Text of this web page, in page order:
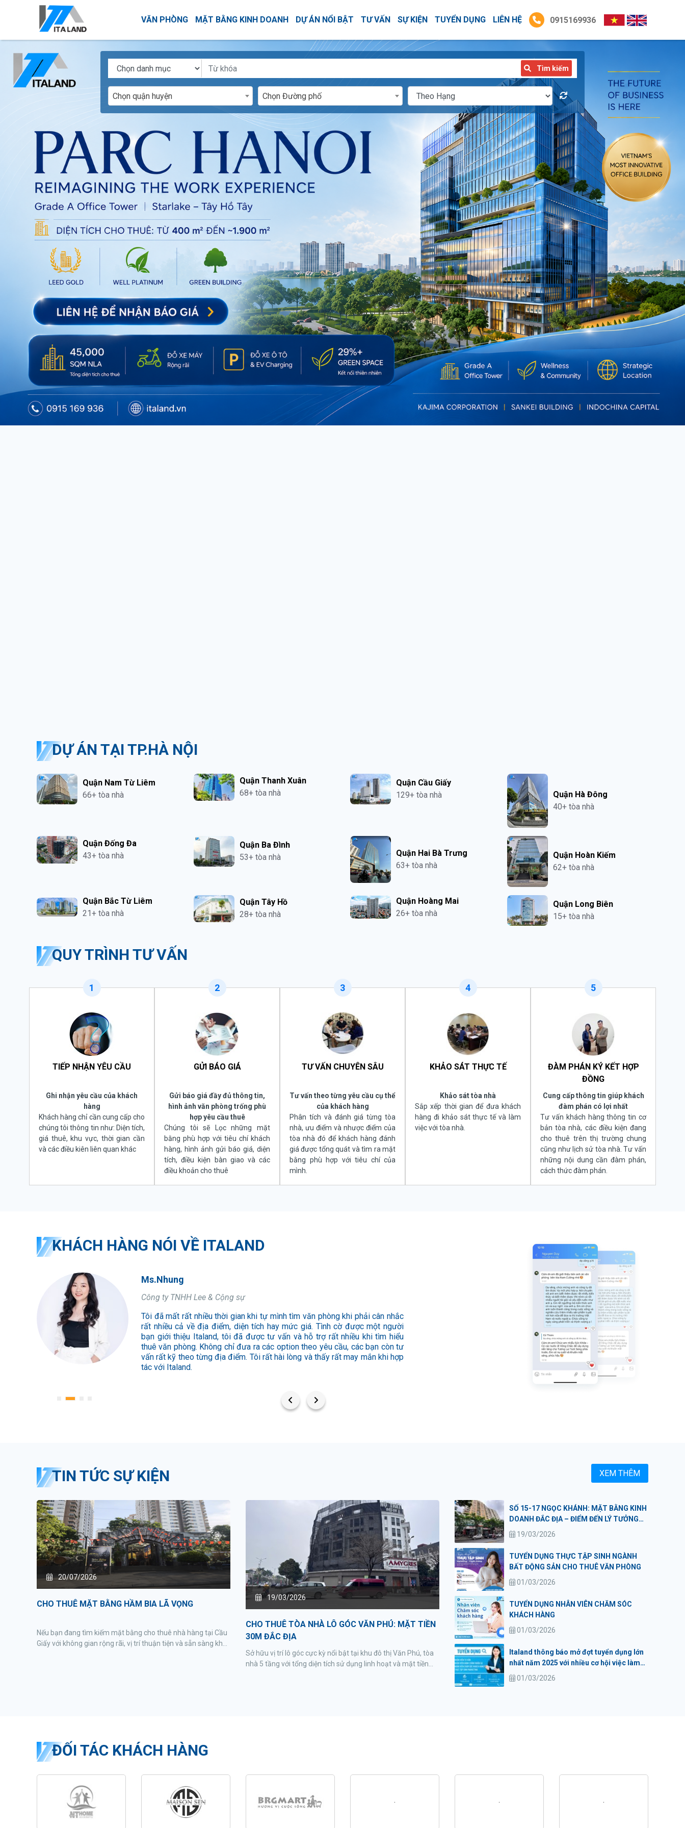
VĂN PHÒNG MẶT BẰNG KINH DOANH DỰ ÁN NỔI BẬT TƯ VẤN SỰ KIỆN TUYỂN DỤNG LIÊN HỆ 0915169936
Tìm kiếm
Chọn quận huyện Chọn Đường phố
DỰ ÁN TẠI TP.HÀ NỘI
Quận Nam Từ Liêm
66+ tòa nhà
Quận Thanh Xuân
68+ tòa nhà
Quận Cầu Giấy
129+ tòa nhà
Quận Hà Đông
40+ tòa nhà
Quận Đống Đa
43+ tòa nhà
Quận Ba Đình
53+ tòa nhà
Quận Hai Bà Trưng
63+ tòa nhà
Quận Hoàn Kiếm
62+ tòa nhà
Quận Bắc Từ Liêm
21+ tòa nhà
Quận Tây Hồ
28+ tòa nhà
Quận Hoàng Mai
26+ tòa nhà
Quận Long Biên
15+ tòa nhà
QUY TRÌNH TƯ VẤN
1
TIẾP NHẬN YÊU CẦU
Ghi nhận yêu cầu của khách
hàng
Khách hàng chỉ cần cung cấp cho
chúng tôi thông tin như: Diện tích,
giá thuê, khu vực, thời gian cần
và các điều kiên liên quan khác
2
GỬI BÁO GIÁ
Gửi báo giá đầy đủ thông tin,
hình ảnh văn phòng trống phù
hợp yêu cầu thuê
Chúng tôi sẽ Lọc những mặt
bằng phù hợp với tiêu chí khách
hàng, hình ảnh gửi báo giá, diện
tích, điều kiện bàn giao và các
điều khoản cho thuê
3
TƯ VẤN CHUYÊN SÂU
Tư vấn theo từng yêu cầu cụ thể
của khách hàng
Phân tích và đánh giá từng tòa
nhà, ưu điểm và nhược điểm của
tòa nhà đó để khách hàng đánh
giá được tổng quát và tìm ra mặt
bằng phù hợp với tiêu chí của
mình.
4
KHẢO SÁT THỰC TẾ
Khảo sát tòa nhà
Sắp xếp thời gian để đưa khách
hàng đi khảo sát thực tế và làm
việc với tòa nhà.
5
ĐÀM PHÁN KÝ KẾT HỢP
ĐỒNG
Cung cấp thông tin giúp khách
đàm phán có lợi nhất
Tư vấn khách hàng thông tin cơ
bản tòa nhà, các điều kiện đang
cho thuê trên thị trường chung
cũng như lịch sử tòa nhà. Tư vấn
những nội dung cần đàm phán,
cách thức đàm phán.
KHÁCH HÀNG NÓI VỀ ITALAND
Ms.Minh
Công Ty TNHH Dịch Vụ Tư Vấn Kế Toán Tuệ Minh
Dịch vụ tư vấn cho thuê văn phòng chuyên nghiệp, nhân viên nhiệt tình, văn
phòng chất lượng, đảm bảo và phù hợp với mong muốn của khách hàng.
Rất vui vì đã có cơ hội hợp tác với Italand, mong rằng sẽ có cơ hội hợp tác
cho lần sau.
Ms.Nhung
Công ty TNHH Lee & Cộng sự
Tôi đã mất rất nhiều thời gian khi tự mình tìm văn phòng khi phải cân nhắc
rất nhiều cả về địa điểm, diện tích hay mức giá. Tình cờ được một người
bạn giới thiệu Italand, tôi đã được tư vấn và hỗ trợ rất nhiều khi tìm hiểu
thuê văn phòng. Không chỉ đưa ra các option theo yêu cầu, các bạn còn tư
vấn rất kỹ theo từng địa điểm. Tôi rất hài lòng và thấy rất may mắn khi hợp
tác với Italand.
Mr. Duy
Công ty TNHH Tư Vấn Đầu tư Incus
Tôi đã mất rất nhiều thời gian và công sức để tìm cho mình một địa điểm
ưng mà mà không tài nào thấy ưng ý. Nhưng đến khi gặp ITALAND, tôi đã
được các bạn đưa cho rất nhiều lựa chọn, tư vấn tôi rất nhiệt tình, giúp tôi
phân tích các thông tin xung quanh vị trí đó, tháo gỡ từng cái băn khoăn
nhỏ của tôi. Tôi cảm thấy thật sự rất hài lòng khi sử dụng dịch vụ của
ITALAND.
Ms. Thủy
Công ty Luật TNHH Brandco
Là một công ty khởi nghiệp mới nên việc tìm thuê văn phòng của chúng tôi
khá khó khăn. Với định hướng thuê văn phòng hạng B với mức giá vừa
phải, tôi đã cùng Italand tham khảo và cân nhắc rất nhiều lựa chọn khác
nhau. Dù mất khá nhiều thời gian nhưng tôi vẫn rất hài lòng và an tâm tới
chọn lựa của mình. Cảm ơn Italand, mong các bạn sẽ ngày càng phát triển
nhiều hơn nữa trong công việc của mình.
2
TIN TỨC SỰ KIỆN XEM THÊM
20/07/2026
CHO THUÊ MẶT BẰNG HẦM BIA LÃ VỌNG
Nếu bạn đang tìm kiếm mặt bằng cho thuê nhà hàng tại Cầu
Giấy với không gian rộng rãi, vị trí thuận tiện và sẵn sàng khai
19/03/2026
CHO THUÊ TÒA NHÀ LÔ GÓC VĂN PHÚ: MẶT TIỀN
30M ĐẮC ĐỊA
Sở hữu vị trí lô góc cực kỳ nổi bật tại khu đô thị Văn Phú, tòa
nhà 5 tầng với tổng diện tích sử dụng linh hoạt và mặt tiền
SỐ 15-17 NGỌC KHÁNH: MẶT BẰNG KINH
DOANH ĐẮC ĐỊA – ĐIỂM ĐẾN LÝ TƯỞNG
CHO PHÒNG KHÁM VÀ THẨM MỸ VIỆN
CAO CẤP
19/03/2026
TUYỂN DỤNG THỰC TẬP SINH NGÀNH
BẤT ĐỘNG SẢN CHO THUÊ VĂN PHÒNG
01/03/2026
TUYỂN DỤNG NHÂN VIÊN CHĂM SÓC
KHÁCH HÀNG
01/03/2026
Italand thông báo mở đợt tuyển dụng lớn
nhất năm 2025 với nhiều cơ hội việc làm
hấp dẫn
01/03/2026
ĐỐI TÁC KHÁCH HÀNG